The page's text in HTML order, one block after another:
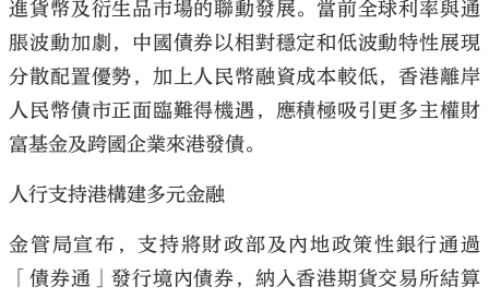
進貨幣及衍生品市場的聯動發展。當前全球利率與通
脹波動加劇，中國債券以相對穩定和低波動特性展現
分散配置優勢，加上人民幣融資成本較低，香港離岸
人民幣債市正面臨難得機遇，應積極吸引更多主權財
富基金及跨國企業來港發債。
人行支持港構建多元金融
金管局宣布，支持將財政部及內地政策性銀行通過
「債券通」發行境內債券，納入香港期貨交易所結算